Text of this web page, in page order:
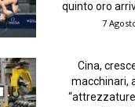
quinto oro
7
Cina,
macchinari,